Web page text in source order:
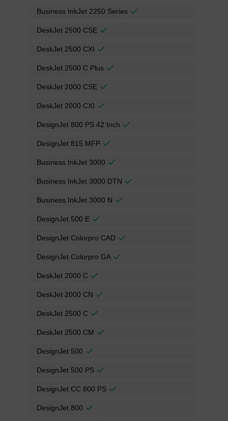
Business InkJet 2250 Series
DeskJet 2500 CSE
DeskJet 2500 CXI
DeskJet 2500 C Plus
DeskJet 2000 CSE
DeskJet 2000 CXI
DesignJet 800 PS 42 Inch
DesignJet 815 MFP
Business InkJet 3000
Business InkJet 3000 DTN
Business InkJet 3000 N
DesignJet 500 E
DesignJet Colorpro CAD
DesignJet Colorpro GA
DeskJet 2000 C
DeskJet 2000 CN
DeskJet 2500 C
DeskJet 2500 CM
DesignJet 500
DesignJet 500 PS
DesignJet CC 800 PS
DesignJet 800